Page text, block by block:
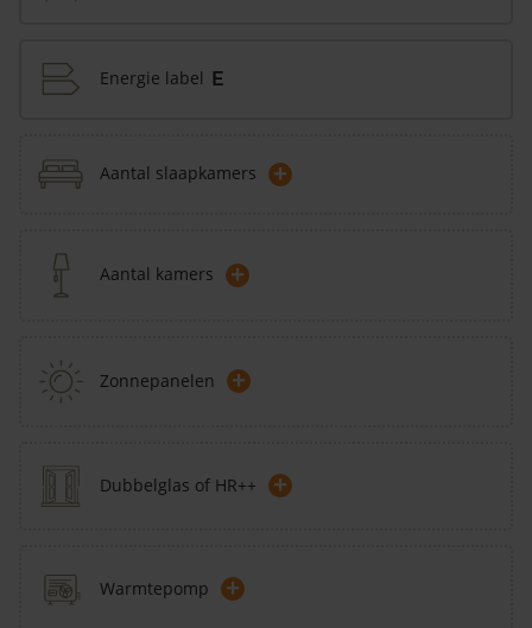
Energie label E
Aantal slaapkamers +
Aantal kamers +
Zonnepanelen +
Dubbelglas of HR++ +
Warmtepomp +